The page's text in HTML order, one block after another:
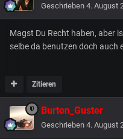
Geschrieben 4. August
Magst Du Recht haben, aber
selbe da benutzen doch auch
Zitieren
Burton_Guster
Geschrieben 4. August